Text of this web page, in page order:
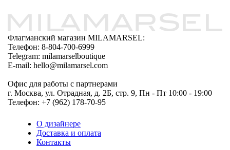
Флагманский магазин MILAMARSEL:
Телефон: 8-804-700-6999
Telegram: milamarselboutique
E-mail: hello@milamarsel.com
Офис для работы с партнерами
г. Москва, ул. Отрадная, д. 2Б, стр. 9, Пн - Пт 10:00 - 19:00
Телефон: +7 (962) 178-70-95
О дизайнере
Доставка и оплата
Контакты